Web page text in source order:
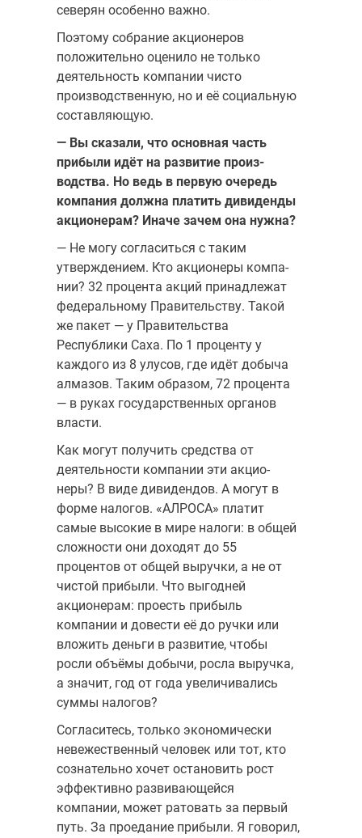
северян особенно важно.
Поэтому собрание акционеров
положительно оценило не только
деятельность компании чисто
производственную, но и её социальную
составляющую.
— Вы сказали, что основная часть
прибыли идёт на развитие произ­
водства. Но ведь в первую очередь
компания должна платить дивиден­ды
акционерам? Иначе зачем она нужна?
— Не могу согласиться с таким
утверждением. Кто акционеры компа­
нии? 32 процента акций принадлежат
федеральному Правительству. Та­кой
же пакет — у Правительства
Республики Саха. По 1 проценту у
каждо­го из 8 улусов, где идёт добыча
алмазов. Таким образом, 72 процента
— в руках государственных органов
власти.
Как могут получить средства от
деятельности компании эти акцио­
неры? В виде дивидендов. А могут в
форме налогов. «АЛРОСА» пла­тит
самые высокие в мире налоги: в общей
сложности они доходят до 55
процентов от общей выручки, а не от
чистой прибыли. Что выгодней
акционерам: проесть прибыль
компании и довести её до ручки или
вло­жить деньги в развитие, чтобы
росли объёмы добычи, росла выручка,
а значит, год от года увеличивались
суммы налогов?
Согласитесь, только экономически
невежественный человек или тот, кто
сознательно хочет остановить рост
эффективно развивающей­ся
компании, может ратовать за первый
путь. За проедание при­были. Я говорил,